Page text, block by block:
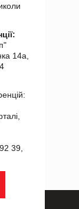
14а,
39,